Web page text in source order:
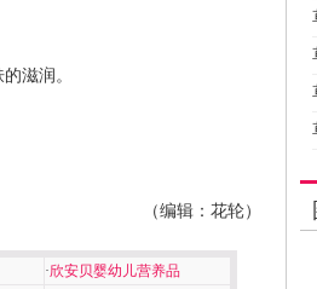
滋润。
（编辑：花轮）
·欣安贝婴幼儿营养品